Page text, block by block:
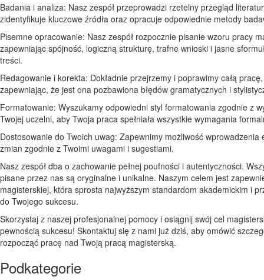
Badania i analiza: Nasz zespół przeprowadzi rzetelny przegląd
zidentyfikuje kluczowe źródła oraz opracuje odpowiednie metody
Pisemne opracowanie: Nasz zespół rozpocznie pisanie wzoru pracy
zapewniając spójność, logiczną strukturę, trafne wnioski i jasne
treści.
Redagowanie i korekta: Dokładnie przejrzemy i poprawimy całą pracę,
zapewniając, że jest ona pozbawiona błędów gramatycznych i
Formatowanie: Wyszukamy odpowiedni styl formatowania zgodnie z
Twojej uczelni, aby Twoja praca spełniała wszystkie wymagania
Dostosowanie do Twoich uwag: Zapewnimy możliwość wprowadzenia
zmian zgodnie z Twoimi uwagami i sugestiami.
Nasz zespół dba o zachowanie pełnej poufności i autentyczności.
pisane przez nas są oryginalne i unikalne. Naszym celem jest
magisterskiej, która sprosta najwyższym standardom akademickim i
do Twojego sukcesu.
Skorzystaj z naszej profesjonalnej pomocy i osiągnij swój cel
pewnością sukcesu! Skontaktuj się z nami już dziś, aby omówić
rozpocząć pracę nad Twoją pracą magisterską.
Podkategorie